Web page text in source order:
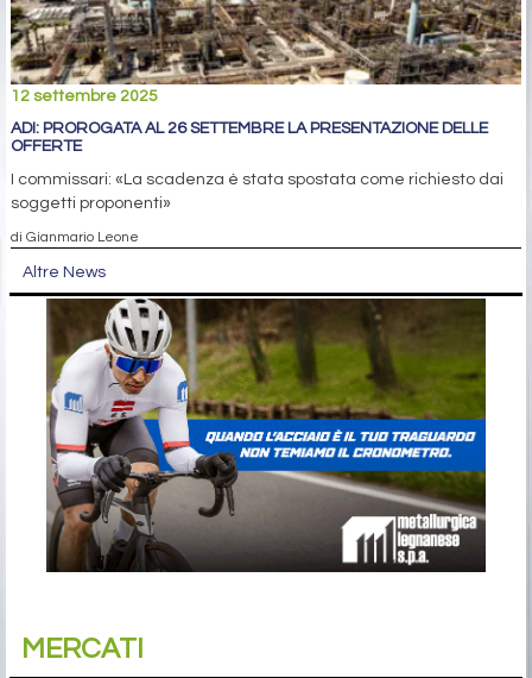
12 settembre 2025
ADI: PROROGATA AL 26 SETTEMBRE LA PRESENTAZIONE DELLE
OFFERTE
I commissari: «La scadenza è stata spostata come richiesto dai
soggetti proponenti»
di Gianmario Leone
Altre News
MERCATI